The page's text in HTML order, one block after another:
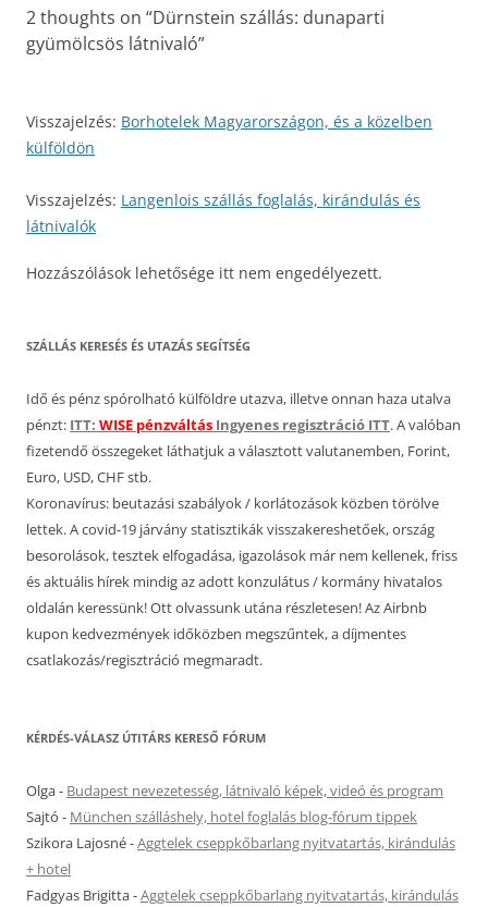
2 thoughts on “Dürnstein szállás: dunaparti
gyümölcsös látnivaló”
Visszajelzés: Borhotelek Magyarországon, és a közelben
külföldön
Visszajelzés: Langenlois szállás foglalás, kirándulás és
látnivalók
Hozzászólások lehetősége itt nem engedélyezett.
SZÁLLÁS KERESÉS ÉS UTAZÁS SEGÍTSÉG
Idő és pénz spórolható külföldre utazva, illetve onnan haza utalva
pénzt: ITT: WISE pénzváltás Ingyenes regisztráció ITT. A valóban
fizetendő összegeket láthatjuk a választott valutanemben, Forint,
Euro, USD, CHF stb.
Koronavírus: beutazási szabályok / korlátozások közben törölve
lettek. A covid-19 járvány statisztikák visszakereshetőek, ország
besorolások, tesztek elfogadása, igazolások már nem kellenek, friss
és aktuális hírek mindig az adott konzulátus / kormány hivatalos
oldalán keressünk! Ott olvassunk utána részletesen! Az Airbnb
kupon kedvezmények időközben megszűntek, a díjmentes
csatlakozás/regisztráció megmaradt.
KÉRDÉS-VÁLASZ ÚTITÁRS KERESŐ FÓRUM
Olga- Budapest nevezetesség, látnivaló képek, videó és program
Sajtó - München szálláshely, hotel foglalás blog-fórum tippek
Szikora Lajosné-Aggtelek cseppkőbarlang nyitvatartás, kirándulás
+ hotel
Fadgyas Brigitta-Aggtelek cseppkőbarlang nyitvatartás, kirándulás